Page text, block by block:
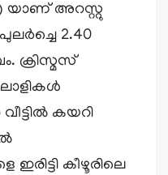
യാണ് അറസ്റ്റു
2.40
ക്രിസ്മസ്
കയറി
കീഴൂരിലെ